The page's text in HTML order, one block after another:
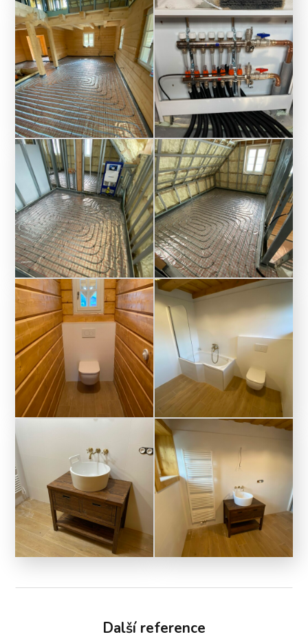
Další reference